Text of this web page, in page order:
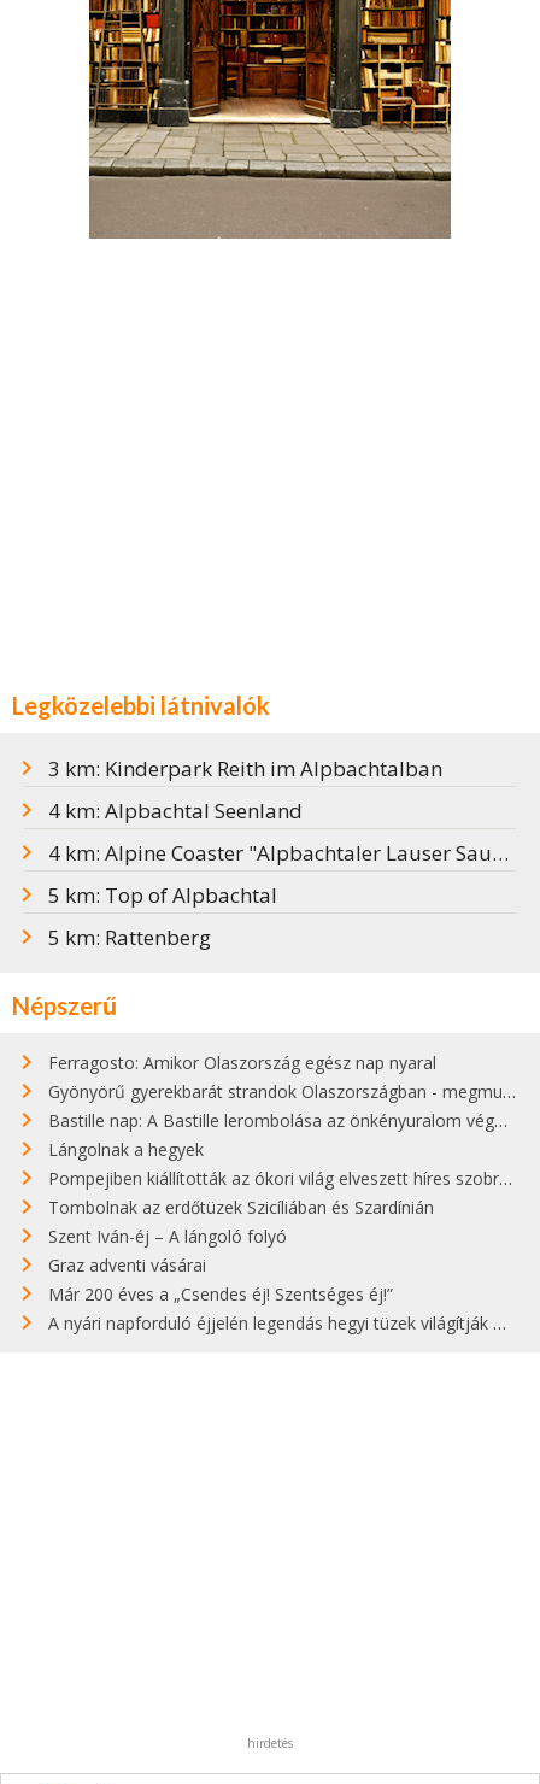
Legközelebbi látnivalók
3 km: Kinderpark Reith im Alpbachtalban
4 km: Alpbachtal Seenland
4 km: Alpine Coaster "Alpbachtaler Lauser Sauser"
5 km: Top of Alpbachtal
5 km: Rattenberg
Népszerű
Ferragosto: Amikor Olaszország egész nap nyaral
Gyönyörű gyerekbarát strandok Olaszországban - megmutatjuk a 15 legjobbat
Bastille nap: A Bastille lerombolása az önkényuralom végét jelentette
Lángolnak a hegyek
Pompejiben kiállították az ókori világ elveszett híres szobrának másolatát
Tombolnak az erdőtüzek Szicíliában és Szardínián
Szent Iván-éj – A lángoló folyó
Graz adventi vásárai
Már 200 éves a „Csendes éj! Szentséges éj!”
A nyári napforduló éjjelén legendás hegyi tüzek világítják meg Zugspitzét
hirdetés